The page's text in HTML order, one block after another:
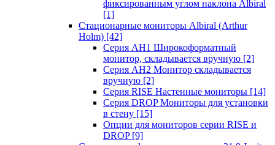
фиксированным углом наклона Albiral
[1]
Стационарные мониторы Albiral (Arthur
Holm) [42]
Серия AH1 Широкоформатный
монитор, складывается вручную [2]
Серия AH2 Монитор складывается
вручную [2]
Серия RISE Настенные мониторы [14]
Серия DROP Мониторы для установки
в стену [15]
Опции для мониторов серии RISE и
DROP [9]